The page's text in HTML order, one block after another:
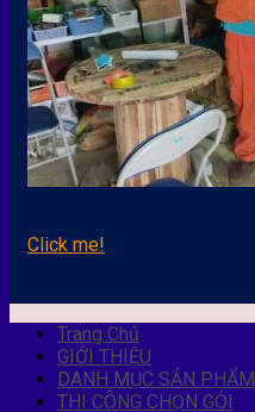
Click me!
Trang Chủ
GIỚI THIỆU
DANH MỤC SẢN PHẨM
THI CÔNG CHỌN GÓI